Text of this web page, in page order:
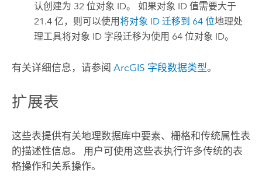
认创建为 32 位对象 ID。 如果对象 ID 值需要大于
21.4 亿，则可以使用将对象 ID 迁移到 64 位地理处
理工具将对象 ID 字段迁移为使用 64 位对象 ID。
有关详细信息，请参阅 ArcGIS 字段数据类型。
扩展表
这些表提供有关地理数据库中要素、栅格和传统属性表
的描述性信息。 用户可使用这些表执行许多传统的表
格操作和关系操作。